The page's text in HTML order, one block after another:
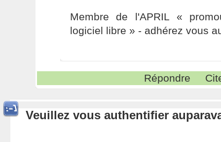
Membre de l'APRIL «
logiciel libre » - adhérez vous
Répondre
Veuillez vous authentifier